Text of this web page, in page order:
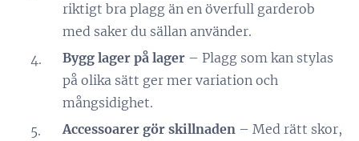
riktigt bra plagg än en överfull garderob
med saker du sällan använder.
Bygg lager på lager – Plagg som kan stylas
på olika sätt ger mer variation och
mångsidighet.
Accessoarer gör skillnaden – Med rätt skor,